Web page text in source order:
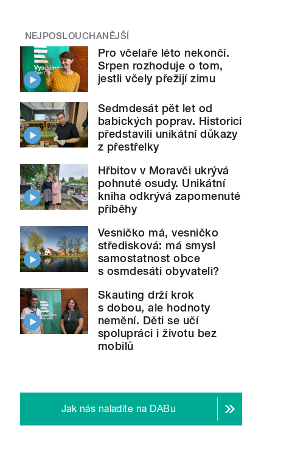
NEJPOSLOUCHANĚJŠÍ
Pro včelaře léto nekončí.
Srpen rozhoduje o tom,
jestli včely přežijí zimu
Sedmdesát pět let od
babických poprav. Historici
představili unikátní důkazy
z přestřelky
Hřbitov v Moravči ukrývá
pohnuté osudy. Unikátní
kniha odkrývá zapomenuté
příběhy
Vesničko má, vesničko
středisková: má smysl
samostatnost obce
s osmdesáti obyvateli?
Skauting drží krok
s dobou, ale hodnoty
nemění. Děti se učí
spolupráci i životu bez
mobilů
Jak nás naladíte na DABu